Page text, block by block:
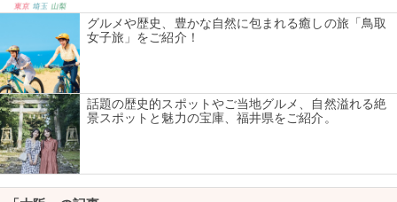
グルメや歴史、豊かな自然に包まれる癒しの旅「鳥取
女子旅」をご紹介！
話題の歴史的スポットやご当地グルメ、自然溢れる絶
景スポットと魅力の宝庫、福井県をご紹介。